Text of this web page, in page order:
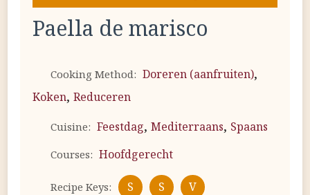
Paella de marisco
Cooking Method: Doreren (aanfruiten),
Koken, Reduceren
Cuisine: Feestdag, Mediterraans, Spaans
Courses: Hoofdgerecht
Recipe Keys: S S V